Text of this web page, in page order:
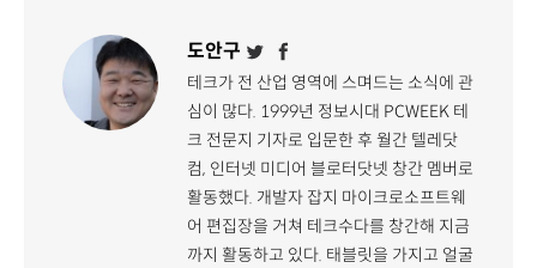
도안구
테크가 전 산업 영역에 스며드는 소식에 관
심이 많다. 1999년 정보시대 PCWEEK 테
크 전문지 기자로 입문한 후 월간 텔레닷
컴, 인터넷 미디어 블로터닷넷 창간 멤버로
활동했다. 개발자 잡지 마이크로소프트웨
어 편집장을 거쳐 테크수다를 창간해 지금
까지 활동하고 있다. 태블릿을 가지고 얼굴